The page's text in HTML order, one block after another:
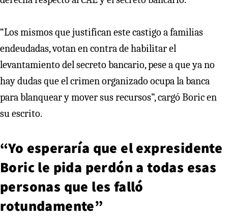
“Los mismos que justifican este castigo a familias
endeudadas, votan en contra de habilitar el
levantamiento del secreto bancario, pese a que ya no
hay dudas que el crimen organizado ocupa la banca
para blanquear y mover sus recursos”, cargó Boric en
su escrito.
“Yo esperaría que el expresidente
Boric le pida perdón a todas esas
personas que les falló
rotundamente”